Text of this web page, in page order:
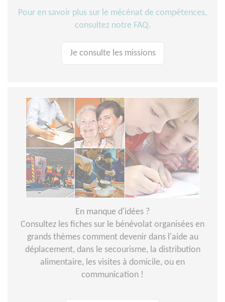
Pour en savoir plus sur le mécénat de compétences,
consultez notre FAQ.
Je consulte les missions
En manque d'idées ?
Consultez les fiches sur le bénévolat organisées en
grands thèmes comment devenir dans l'aide au
déplacement, dans le secourisme, la distribution
alimentaire, les visites à domicile, ou en
communication !